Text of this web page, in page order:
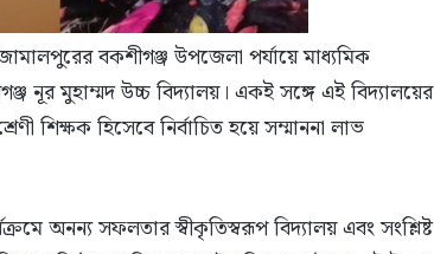
বকশীগঞ্জ উপজেলা পর্যায়ে মাধ্যমিক
নূর মুহাম্মদ উচ্চ বিদ্যালয়। একই সঙ্গে এই বিদ্যালয়ের
শিক্ষক হিসেবে নির্বাচিত হয়ে সম্মাননা লাভ
অনন্য সফলতার স্বীকৃতিস্বরূপ বিদ্যালয় এবং সংশ্লিষ্ট